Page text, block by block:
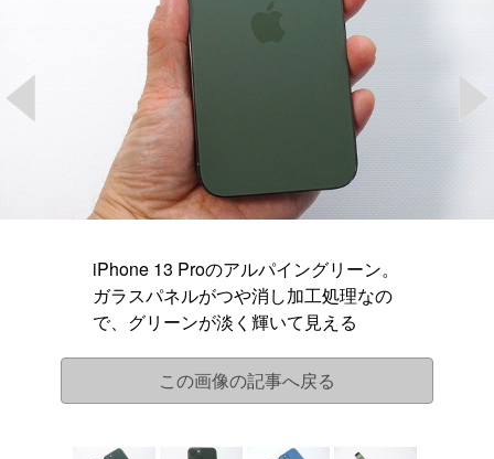
iPhone 13 Proのアルパイングリーン。
ガラスパネルがつや消し加工処理なの
で、グリーンが淡く輝いて見える
この画像の記事へ戻る